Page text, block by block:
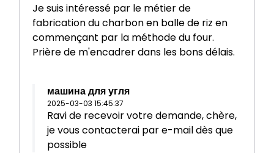
Je suis intéressé par le métier de
fabrication du charbon en balle de riz en
commençant par la méthode du four.
Prière de m'encadrer dans les bons délais.
машина для угля
2025-03-03 15:45:37
Ravi de recevoir votre demande, chère,
je vous contacterai par e-mail dès que
possible